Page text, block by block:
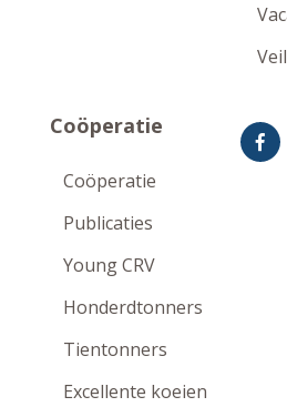
Coöperatie
Coöperatie
Publicaties
Young CRV
Honderdtonners
Tientonners
Excellente koeien